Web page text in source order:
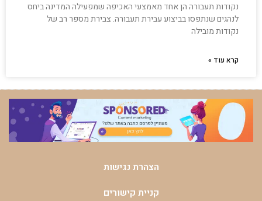
נקודות תעבורה הן אחד מאמצעי האכיפה שמפעילה המדינה ביחס
לנהגים שנתפסו בביצוע עבירת תעבורה. צבירת מספר רב של
נקודות מובילה
קרא עוד »
הצהרת נגישות
קניית קישורים